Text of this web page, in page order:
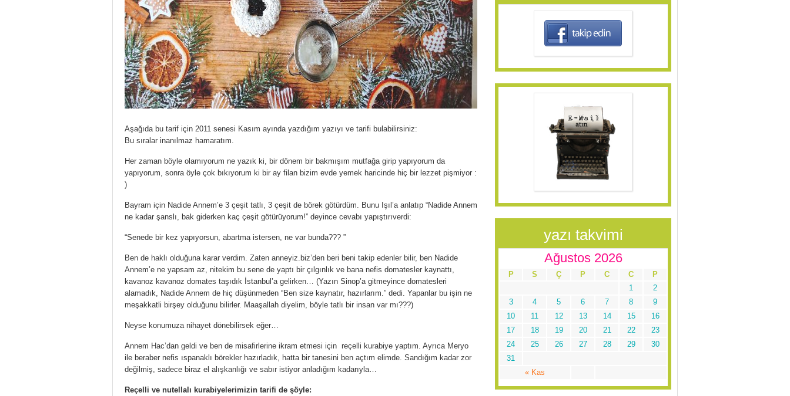
Aşağıda bu tarif için 2011 senesi Kasım ayında yazdığım yazıyı ve tarifi bulabilirsiniz:
Bu sıralar inanılmaz hamaratım.
Her zaman böyle olamıyorum ne yazık ki, bir dönem bir bakmışım mutfağa girip yapıyorum da
yapıyorum, sonra öyle çok bıkıyorum ki bir ay filan bizim evde yemek haricinde hiç bir lezzet pişmiyor :
)
Bayram için Nadide Annem’e 3 çeşit tatlı, 3 çeşit de börek götürdüm. Bunu Işıl’a anlatıp “Nadide Annem
ne kadar şanslı, bak giderken kaç çeşit götürüyorum!” deyince cevabı yapıştırıverdi:
“Senede bir kez yapıyorsun, abartma istersen, ne var bunda??? ”
Ben de haklı olduğuna karar verdim. Zaten anneyiz.biz’den beri beni takip edenler bilir, ben Nadide
Annem’e ne yapsam az, nitekim bu sene de yaptı bir çılgınlık ve bana nefis domatesler kaynattı,
kavanoz kavanoz domates taşıdık İstanbul’a gelirken… (Yazın Sinop’a gitmeyince domatesleri
alamadık, Nadide Annem de hiç düşünmeden “Ben size kaynatır, hazırlarım.” dedi. Yapanlar bu işin ne
meşakkatli birşey olduğunu bilirler. Maaşallah diyelim, böyle tatlı bir insan var mı???)
Neyse konumuza nihayet dönebilirsek eğer…
Annem Hac’dan geldi ve ben de misafirlerine ikram etmesi için reçelli kurabiye yaptım. Ayrıca Meryo
ile beraber nefis ıspanaklı börekler hazırladık, hatta bir tanesini ben açtım elimde. Sandığım kadar zor
değilmiş, sadece biraz el alışkanlığı ve sabır istiyor anladığım kadarıyla…
Reçelli ve nutellalı kurabiyelerimizin tarifi de şöyle:
yazı takvimi
Ağustos 2026
P S Ç P C C P
« Kas
1
2
3
4 5 6 7 8
9
10
11 12 13 14 15
16
17
18 19 20 21 22
23
24
25 26 27 28 29
30
31